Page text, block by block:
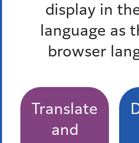
display in
language as
browser
Translate
and
い、「里親制度」のこと。
広報みなと2025年2月1日号 令
転車等駐車場の定期利用のお知ら
交通傷害保険に加入しましょう
広報みなと2025年2月1日号 港
リ受賞店舗が決まりました